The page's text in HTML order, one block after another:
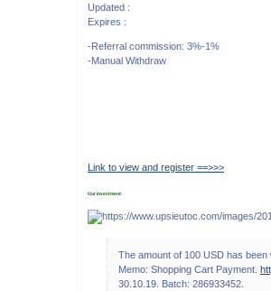
Updated :
Expires :
-Referral commission: 3%-1%
-Manual Withdraw
Link to view and register ==>>>
Our investment:
The amount of 100 USD has
Memo: Shopping Cart Payment.
30.10.19. Batch: 286933452.